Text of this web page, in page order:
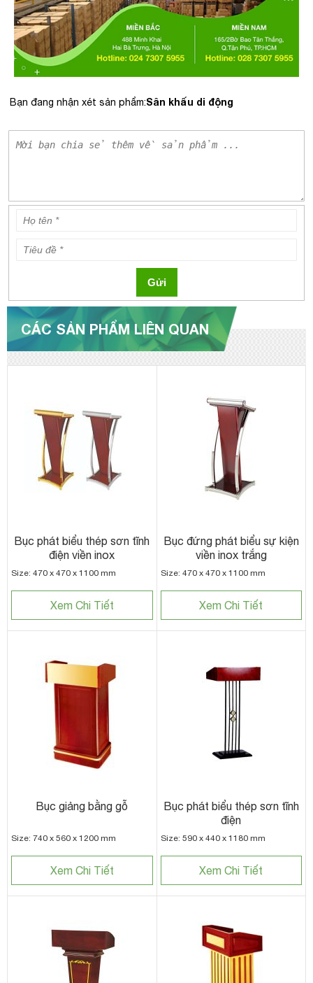
Bạn đang nhận xét sản phẩm:Sân khấu di động
Gửi
CÁC SẢN PHẨM LIÊN QUAN
Bục phát biểu thép sơn tĩnh
điện viền inox
Size: 470 x 470 x 1100 mm
Xem Chi Tiết
Bục đứng phát biểu sự kiện
viền inox trắng
Size: 470 x 470 x 1100 mm
Xem Chi Tiết
Bục giảng bằng gỗ
Size: 740 x 560 x 1200 mm
Xem Chi Tiết
Bục phát biểu thép sơn tĩnh
điện
Size: 590 x 440 x 1180 mm
Xem Chi Tiết